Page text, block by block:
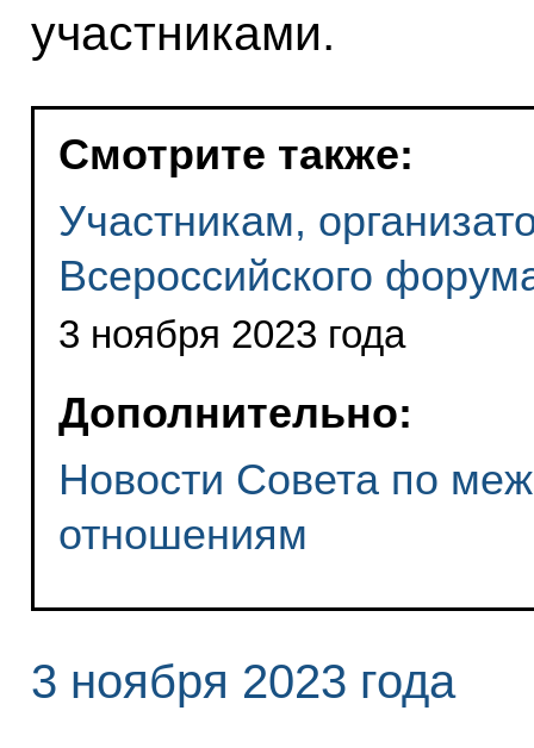
участниками.
Смотрите также:
Участникам,
Всероссийского
3 ноября 2023 года
Дополнительно:
Новости Совета по
отношениям
3 ноября 2023 года